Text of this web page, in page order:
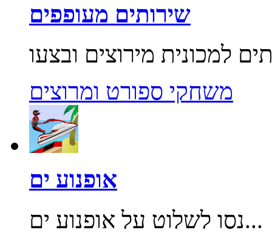
שירותים מעופפים
משחקי ספורט ומרוצים
אופנוע ים
נסו לשלוט על אופנוע ים...